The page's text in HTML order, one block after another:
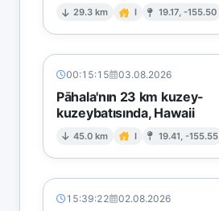
29.3 km I 19.17, -155.50
00:15:15 03.08.2026
Pāhala'nın 23 km kuzey-
kuzeybatısında, Hawaii
45.0 km I 19.41, -155.55
15:39:22 02.08.2026